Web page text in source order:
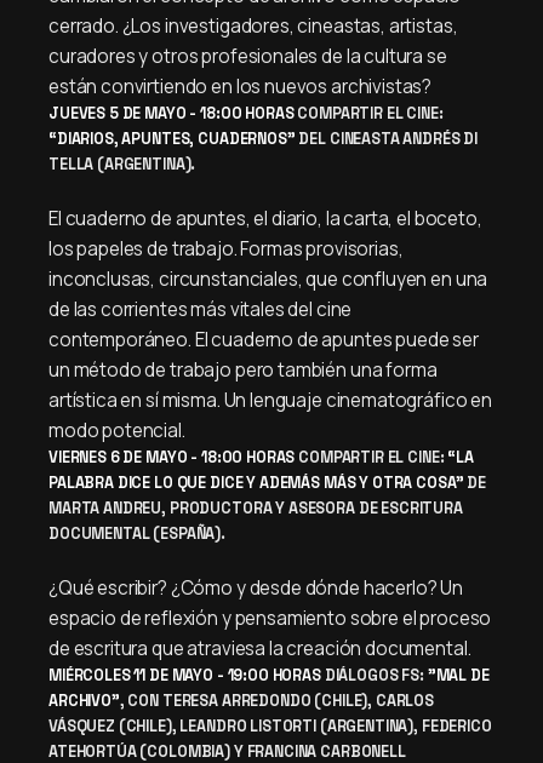
cerrado. ¿Los investigadores, cineastas, artistas,
curadores y otros profesionales de la cultura se
están convirtiendo en los nuevos archivistas?
JUEVES 5 DE MAYO - 18:00 HORASCOMPARTIR EL CINE:
“DIARIOS, APUNTES, CUADERNOS” DEL CINEASTA ANDRÉS DI
TELLA (ARGENTINA).
El cuaderno de apuntes, el diario, la carta, el boceto,
los papeles de trabajo. Formas provisorias,
inconclusas, circunstanciales, que confluyen en una
de las corrientes más vitales del cine
contemporáneo. El cuaderno de apuntes puede ser
un método de trabajo pero también una forma
artística en sí misma. Un lenguaje cinematográfico en
modo potencial.
VIERNES 6 DE MAYO - 18:00 HORAS COMPARTIR EL CINE:“LA
PALABRA DICE LO QUE DICE Y ADEMÁS MÁS Y OTRA COSA” DE
MARTA ANDREU, PRODUCTORA Y ASESORA DE ESCRITURA
DOCUMENTAL (ESPAÑA).
¿Qué escribir? ¿Cómo y desde dónde hacerlo? Un
espacio de reflexión y pensamiento sobre el proceso
de escritura que atraviesa la creación documental.
MIÉRCOLES 11 DE MAYO - 19:00 HORASDIÁLOGOS FS:"MAL DE
ARCHIVO", CON TERESA ARREDONDO (CHILE), CARLOS
VÁSQUEZ (CHILE), LEANDRO LISTORTI (ARGENTINA), FEDERICO
ATEHORTÚA (COLOMBIA) Y FRANCINA CARBONELL